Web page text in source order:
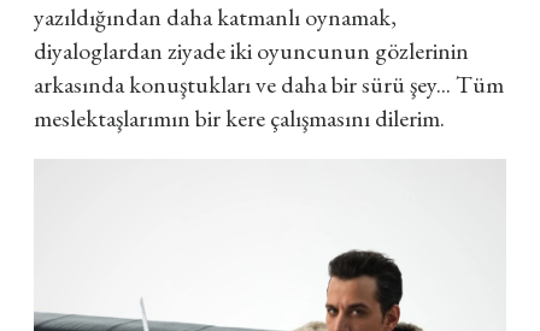
yazıldığından daha katmanlı oynamak,
diyaloglardan ziyade iki oyuncunun gözlerinin
arkasında konuştukları ve daha bir sürü şey... Tüm
meslektaşlarımın bir kere çalışmasını dilerim.